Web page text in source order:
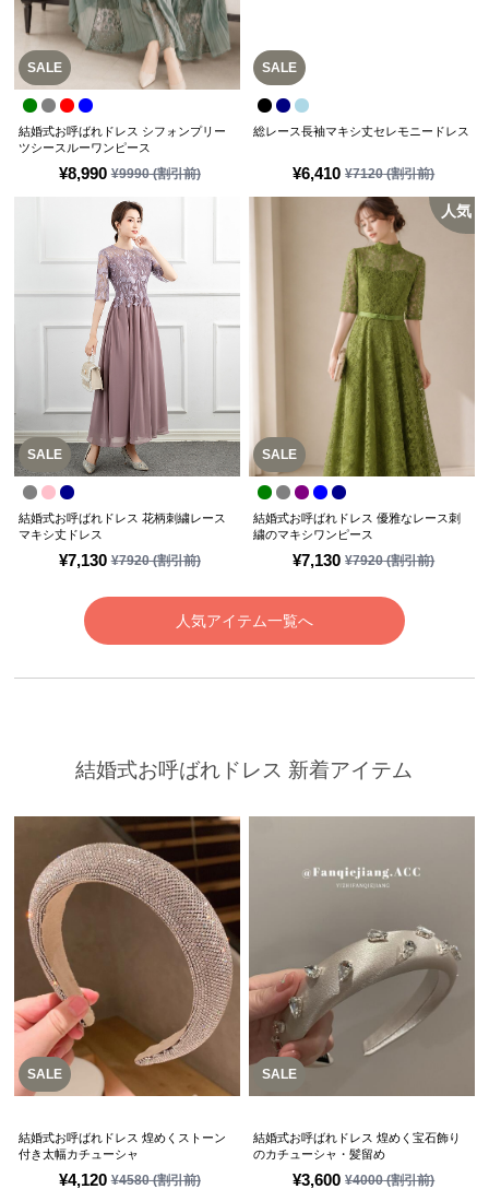
SALE
¥8,990 ¥9990(割引前)
結婚式お呼ばれドレス シフォンプリー
ツシースルーワンピース
SALE
¥6,410 ¥7120(割引前)
総レース長袖マキシ丈セレモニードレス
SALE
¥7,130 ¥7920(割引前)
結婚式お呼ばれドレス 花柄刺繍レース
マキシ丈ドレス
SALE
人気
¥7,130 ¥7920(割引前)
結婚式お呼ばれドレス 優雅なレース刺
繍のマキシワンピース
人気アイテム一覧へ
結婚式お呼ばれドレス 新着アイテム
SALE
¥4,120 ¥4580(割引前)
結婚式お呼ばれドレス 煌めくストーン
付き太幅カチューシャ
SALE
¥3,600 ¥4000(割引前)
結婚式お呼ばれドレス 煌めく宝石飾り
のカチューシャ・髪留め